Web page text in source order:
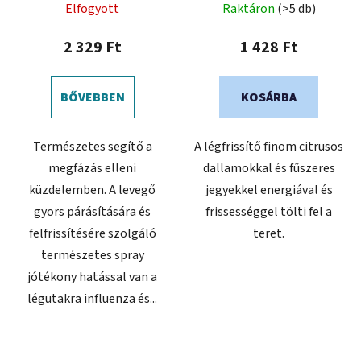
Elfogyott
2 329 Ft
BŐVEBBEN
Természetes segítő a
megfázás elleni
küzdelemben. A levegő
gyors párásítására és
felfrissítésére szolgáló
természetes spray
jótékony hatással van a
légutakra influenza és...
Raktáron (>5 db)
1 428 Ft
KOSÁRBA
A légfrissítő finom citrusos
dallamokkal és fűszeres
jegyekkel energiával és
frissességgel tölti fel a
teret.